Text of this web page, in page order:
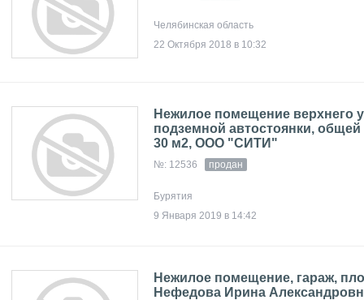
Челябинская область
22 Октября 2018 в 10:32
Нежилое помещение верхнего
подземной автостоянки,
30 м2, ООО "СИТИ"
№: 12536 продан
Бурятия
9 Января 2019 в 14:42
Нежилое помещение, гараж,
Нефедова Ирина